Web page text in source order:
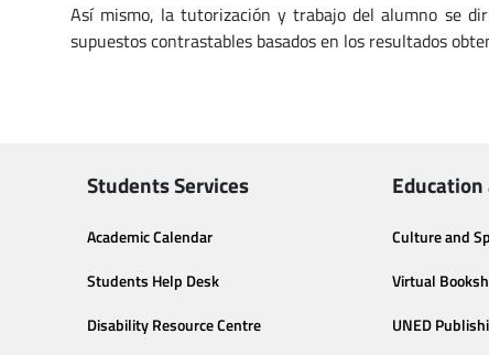
Así mismo, la tutorización y trabajo del alumno se
supuestos contrastables basados en los resultados
Students Services
Academic Calendar
Students Help Desk
Disability Resource Centre
Culture and
Virtual
UNED